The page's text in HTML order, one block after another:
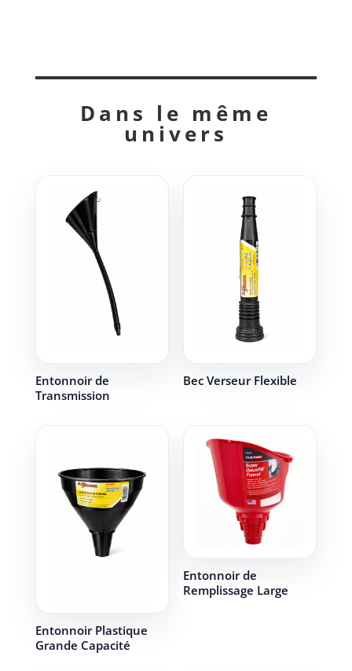
Dans le même
univers
Entonnoir de
Transmission
Bec Verseur Flexible
Entonnoir Plastique
Grande Capacité
Entonnoir de
Remplissage Large